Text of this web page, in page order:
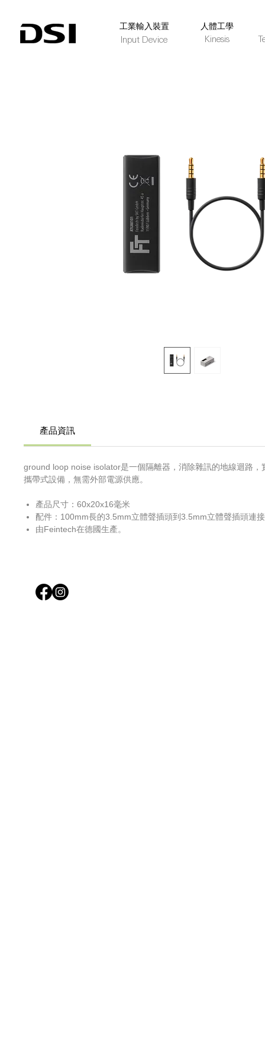
​工業輸入裝置
Input Device
人體工學
Kinesis
產品資訊
ground loop noise isolator是一個隔離器，消除雜訊的地線迴路
攜帶式設備，無需外部電源供應。
產品尺寸：60x20x16毫米
配件：100mm長的3.5mm立體聲插頭到3.5mm立體聲插頭連
由Feintech在德國生產。